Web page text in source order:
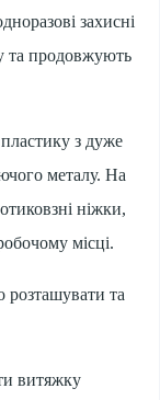
захисні
та продовжують
з дуже
металу. На
ніжки,
місці.
розташувати та
витяжку